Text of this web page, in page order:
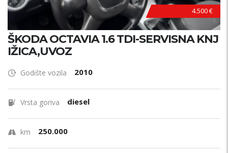
4.500 €
ŠKODA OCTAVIA 1.6 TDI-SERVISNA KNJ
IŽICA,UVOZ
Godište vozila 2010
Vrsta goriva diesel
km 250.000